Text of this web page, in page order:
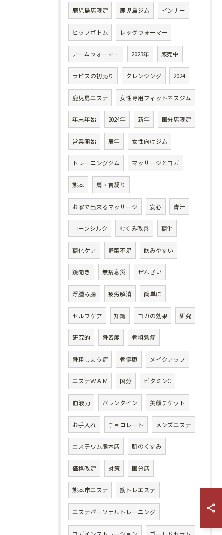
鹿児島店限定 鹿児島ジム インナー
ヒップボトム レッグウォーマー
アームウォーマー 2023年 販売中
ラピスの初売り クレンジング 2024
鹿児島エステ 女性専用フィットネスジム
年末年始 2024年 新年 国分店限定
営業開始 辰年 女性向けジム
トレーニングジム マッサージとヨガ
熊本 肩・首凝り
お家で出来るマッサージ 安心 青汁
コーンシルク むくみ改善 糖化
糖化ケア 野菜不足 飲みやすい
鏡開き 無病息災 ぜんざい
浮腫み腸 疲労解消 簡単に
セルフケア 知識 ヨガの効果 研究
研究的 骨密度 骨粗鬆症
骨粗しょう症 骨健康 メイクアップ
エステＷＡＭ 国分 ビタミンC
血液力 バレンタイン 美顔チケット
お手入れ チョコレート メンズエステ
エステワム熊本店 肌のくすみ
価格改定 対策 国分店
熊本市エステ 筋トレエステ
エステパーソナルトレーニング